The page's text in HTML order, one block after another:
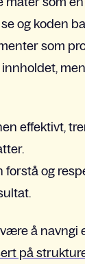
og koden
som
effektivt,
og
å navngi
på